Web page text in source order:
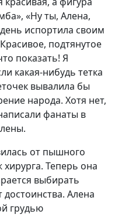
«Ну ты, Алена,
испортила своим
подтянутое
показать! Я
какая-нибудь тетка
вывалила бы
народа. Хотя нет,
фанаты в
от пышного
Теперь она
выбирать
Алена
грудью